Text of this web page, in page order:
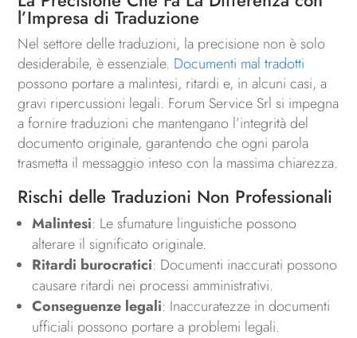
l’Impresa di Traduzione
Nel settore delle traduzioni, la precisione non è solo
desiderabile, è essenziale. Documenti mal tradotti
possono portare a malintesi, ritardi e, in alcuni casi, a
gravi ripercussioni legali. Forum Service Srl si impegna
a fornire traduzioni che mantengano l’integrità del
documento originale, garantendo che ogni parola
trasmetta il messaggio inteso con la massima chiarezza.
Rischi delle Traduzioni Non Professionali
Malintesi: Le sfumature linguistiche possono
alterare il significato originale.
Ritardi burocratici: Documenti inaccurati possono
causare ritardi nei processi amministrativi.
Conseguenze legali: Inaccuratezze in documenti
ufficiali possono portare a problemi legali.